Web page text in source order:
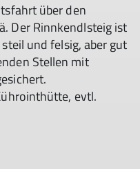
über den
Der Rinnkendlsteig ist
und felsig, aber gut
Stellen mit
evtl.